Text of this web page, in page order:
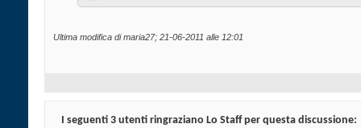
Ultima modifica di maria27; 21-06-2011 alle 12:01
I seguenti 3 utenti ringraziano Lo Staff per questa discussione: